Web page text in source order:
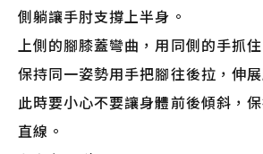
側躺讓手肘支撐上半身。
上側的腳膝蓋彎曲，用同側的手抓
保持同一姿勢用手把腳往後拉，伸
此時要小心不要讓身體前後傾斜，
直線。